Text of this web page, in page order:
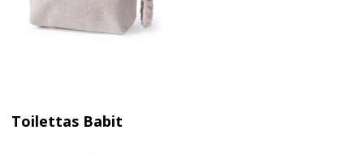
Toilettas Babit